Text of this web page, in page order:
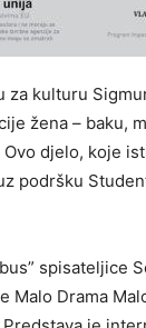
kulturu
žena – baku,
djelo, koje
podršku
spisateljice
Malo Drama